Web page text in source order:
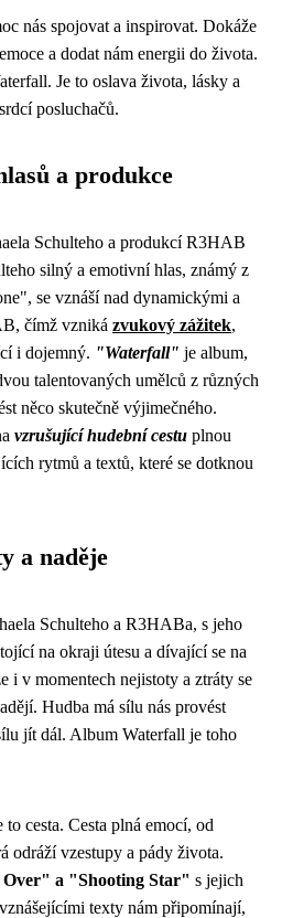
nás spojovat a inspirovat. Dokáže
a dodat nám energii do života.
Je to oslava života, lásky a
posluchačů.
a produkce
Schulteho a produkcí R3HAB
silný a emotivní hlas, známý z
se vznáší nad dynamickými a
čímž vzniká zvukový zážitek,
i dojemný. "Waterfall" je album,
talentovaných umělců z různých
něco skutečně výjimečného.
vzrušující hudební cestu plnou
rytmů a textů, které se dotknou
a naděje
Schulteho a R3HABa, s jeho
na okraji útesu a dívající se na
i v momentech nejistoty a ztráty se
Hudba má sílu nás provést
jít dál. Album Waterfall je toho
cesta. Cesta plná emocí, od
odráží vzestupy a pády života.
a "Shooting Star" s jejich
texty nám připomínají,